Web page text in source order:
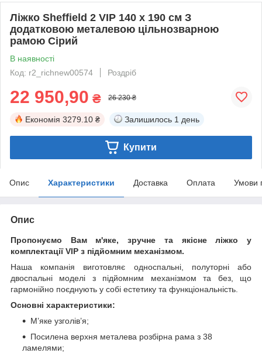
Ліжко Sheffield 2 VIP 140 х 190 см З
додатковою металевою цільнозварною
рамою Сірий
В наявності
Код: r2_richnew00574
Роздріб
22 950,90 ₴ 26 230 ₴
Економія 3279.10 ₴ Залишилось 1 день
Купити
Опис Характеристики Доставка Оплата Умови
Опис
Пропонуємо Вам м'яке, зручне та якiсне ліжко у
комплектації VIP з підйомним механізмом.
Наша компанія виготовляє односпальні, полуторні або
двоспальні моделі з підйомним механізмом та без, що
гармонійно поєднують у собі естетику та функціональність.
Основні характеристики:
М’яке узголів’я;
Посилена верхня металева розбірна рама з 38
ламелями;